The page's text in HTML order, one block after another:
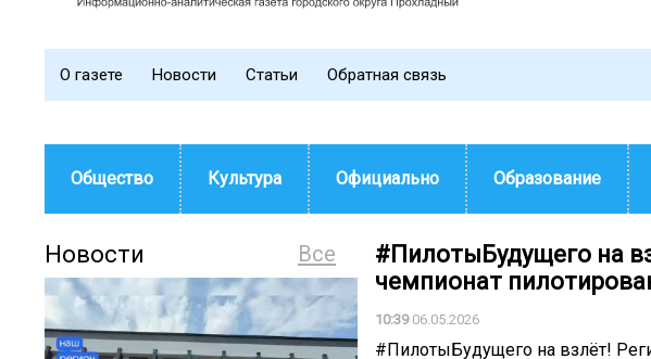
О газете Новости Статьи Обратная связь
Общество Культура Официально Образование
Все
Новости
#ПилотыБудущего на
чемпионат
10:3906.05.2026
#ПилотыБудущего на взлёт!